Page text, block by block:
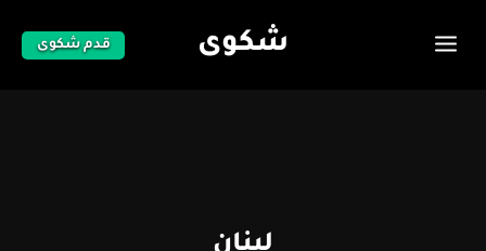
شكوى قدم شكوى
لبنان